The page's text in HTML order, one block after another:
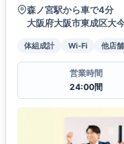
森ノ宮駅から車で4分
大阪府大阪市東成区大
体組成計 Wi-Fi 他店
営業時間
24:00間